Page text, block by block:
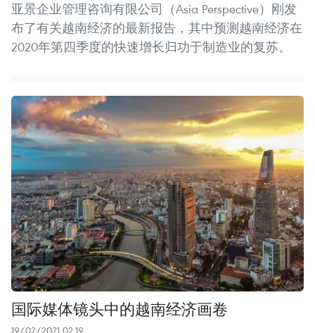
亚景企业管理咨询有限公司（Asia Perspective）刚发
布了有关越南经济的最新报告，其中预测越南经济在
2020年第四季度的快速增长归功于制造业的复苏。
国际媒体镜头中的越南经济画卷
19/02/2021 02:19